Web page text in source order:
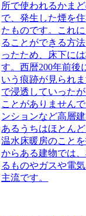
所で使われるかま
で、発生した煙を
たものです。これ
ることができる方
ったため、床下に
す。西暦200年前後
いう痕跡が見られ
で浸透していった
ことがありませんで
ンションなど高層
あるうちはほとん
温水床暖房のこと
からある建物では
るものやガスや電
主流です。